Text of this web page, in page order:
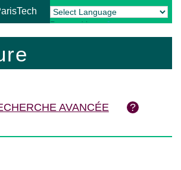
Powered by Translate
AVANCÉE